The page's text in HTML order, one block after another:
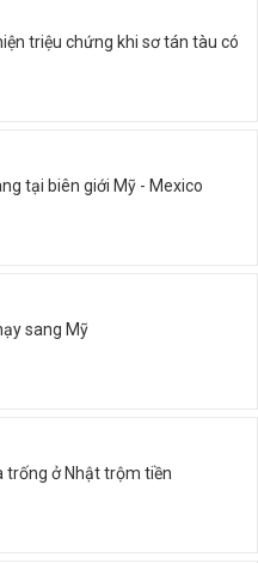
triệu chứng khi sơ tán tàu có
tại biên giới Mỹ - Mexico
sang Mỹ
trống ở Nhật trộm tiền